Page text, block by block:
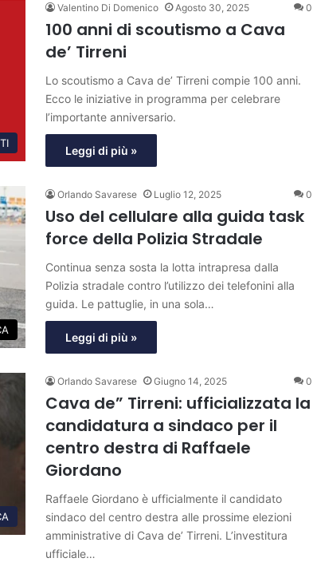
Valentino Di Domenico Agosto 30, 2025 0
100 anni di scoutismo a Cava
de’ Tirreni
Lo scoutismo a Cava de’ Tirreni compie 100 anni.
Ecco le iniziative in programma per celebrare
l’importante anniversario.
Leggi di più »
Orlando Savarese Luglio 12, 2025 0
Uso del cellulare alla guida task
force della Polizia Stradale
Continua senza sosta la lotta intrapresa dalla
Polizia stradale contro l’utilizzo dei telefonini alla
guida. Le pattuglie, in una sola…
Leggi di più »
Orlando Savarese Giugno 14, 2025 0
Cava de” Tirreni: ufficializzata la
candidatura a sindaco per il
centro destra di Raffaele
Giordano
Raffaele Giordano è ufficialmente il candidato
sindaco del centro destra alle prossime elezioni
amministrative di Cava de’ Tirreni. L’investitura
ufficiale…